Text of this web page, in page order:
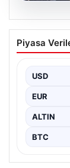
TBMM
yasa
Teklifi”
Piyasa
USD
EUR
ALTIN
BTC